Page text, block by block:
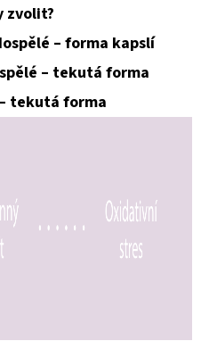
zvolit?
– forma kapslí
– tekutá forma
tekutá forma